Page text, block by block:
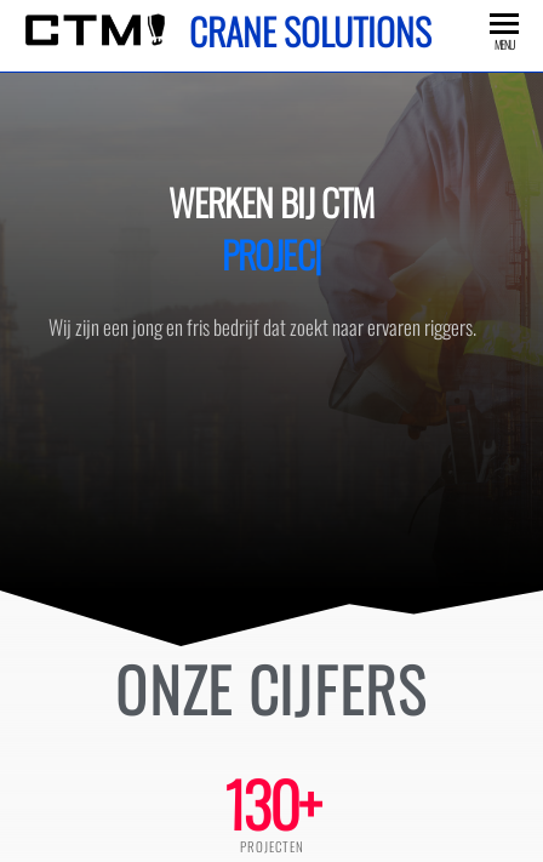
CRANE SOLUTIONS MENU
WERKEN BIJ CTM
PROJECTBA
Wij zijn een jong en fris bedrijf dat zoekt naar ervaren riggers.
ONZE CIJFERS
130+
PROJECTEN